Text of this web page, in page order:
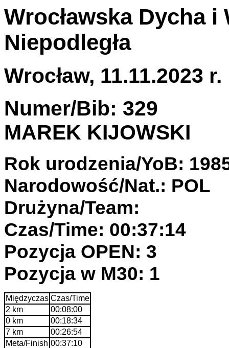
Wrocławska Dycha i
Niepodległa
Wrocław, 11.11.2023 r.
Numer/Bib: 329
MAREK KIJOWSKI
Rok urodzenia/YoB:
Narodowość/Nat.: POL
Drużyna/Team:
Czas/Time: 00:37:14
Pozycja OPEN: 3
Pozycja w M30: 1
Międzyczas Czas/Time
2 km
00:08:00
0 km
00:18:34
7 km
00:26:54
Meta/Finish 00:37:10